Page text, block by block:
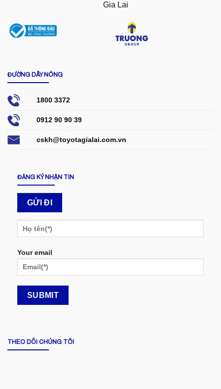
Gia Lai
ĐƯỜNG DÂY NÓNG
1800 3372
0912 90 90 39
cskh@toyotagialai.com.vn
ĐĂNG KÝ NHẬN TIN
Your email
THEO DÕI CHÚNG TÔI